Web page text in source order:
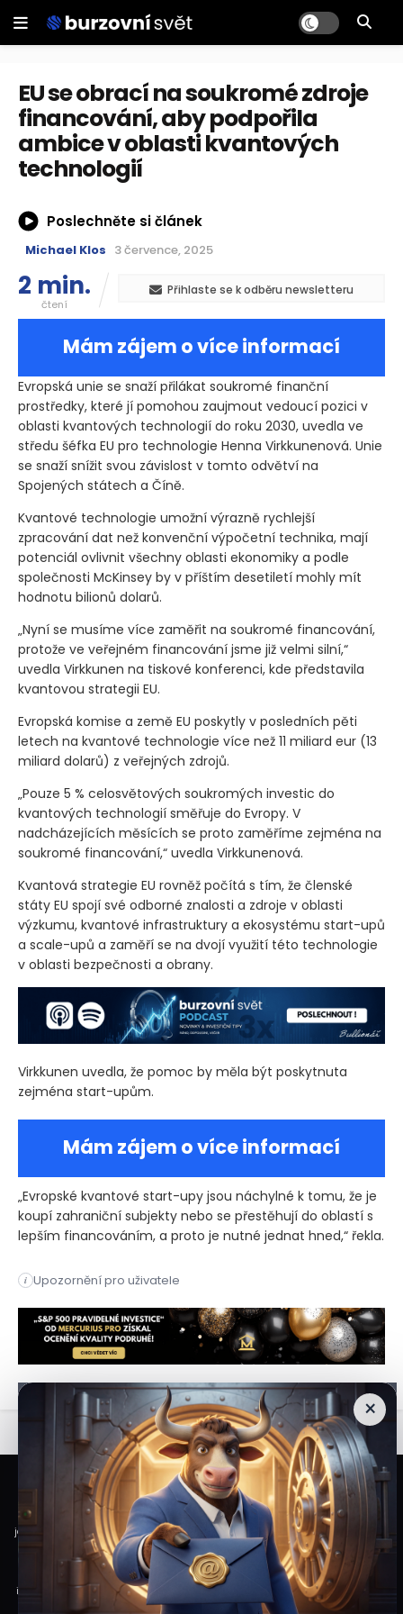
EU se obrací na soukromé zdroje
financování, aby podpořila
ambice v oblasti kvantových
technologií
Poslechněte si článek
Michael Klos 3 července, 2025
2 min.
čtení
Přihlaste se k odběru newsletteru
Mám zájem o více informací
Evropská unie se snaží přilákat soukromé finanční
prostředky, které jí pomohou zaujmout vedoucí pozici v
oblasti kvantových technologií do roku 2030, uvedla ve
středu šéfka EU pro technologie Henna Virkkunenová. Unie
se snaží snížit svou závislost v tomto odvětví na
Spojených státech a Číně.
Kvantové technologie umožní výrazně rychlejší
zpracování dat než konvenční výpočetní technika, mají
potenciál ovlivnit všechny oblasti ekonomiky a podle
společnosti McKinsey by v příštím desetiletí mohly mít
hodnotu bilionů dolarů.
„Nyní se musíme více zaměřit na soukromé financování,
protože ve veřejném financování jsme již velmi silní,“
uvedla Virkkunen na tiskové konferenci, kde představila
kvantovou strategii EU.
Evropská komise a země EU poskytly v posledních pěti
letech na kvantové technologie více než 11 miliard eur (13
miliard dolarů) z veřejných zdrojů.
„Pouze 5 % celosvětových soukromých investic do
kvantových technologií směřuje do Evropy. V
nadcházejících měsících se proto zaměříme zejména na
soukromé financování,“ uvedla Virkkunenová.
Kvantová strategie EU rovněž počítá s tím, že členské
státy EU spojí své odborné znalosti a zdroje v oblasti
výzkumu, kvantové infrastruktury a ekosystému start-upů
a scale-upů a zaměří se na dvojí využití této technologie
v oblasti bezpečnosti a obrany.
Virkkunen uvedla, že pomoc by měla být poskytnuta
zejména start-upům.
Mám zájem o více informací
„Evropské kvantové start-upy jsou náchylné k tomu, že je
koupí zahraniční subjekty nebo se přestěhují do oblastí s
lepším financováním, a proto je nutné jednat hned,“ řekla.
i Upozornění pro uživatele
Evropská unie se snaží přilákat soukromé finanční
×
Veškeré informace a materiály zveřejněné na internetových stránkách
Burzovního Světa vycházejí z veřejně dostupných a důvěryhodných zdrojů. Při
jejich zpracování je postupováno s odbornou péčí a cílem poskytovat čtenářům
objektivní, aktuální a srozumitelné informace. Obsah internetových stránek
slouží výhradně k informačním a vzdělávacím účelům. Nepředstavuje
individuální investiční doporučení, investiční poradenství ani nabídku či výzvu
ke koupi nebo prodeji konkrétních finančních nástrojů. Veškeré názory, odhady,